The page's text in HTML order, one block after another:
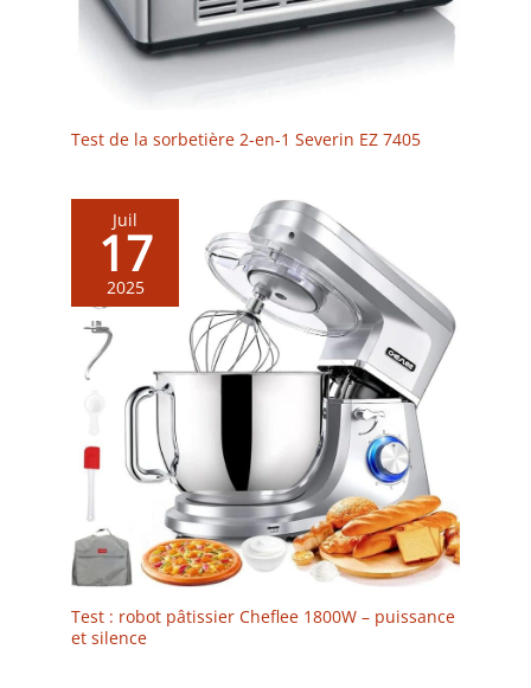
Test de la sorbetière 2-en-1 Severin EZ 7405
Juil
17
2025
Test : robot pâtissier Cheflee 1800W – puissance
et silence